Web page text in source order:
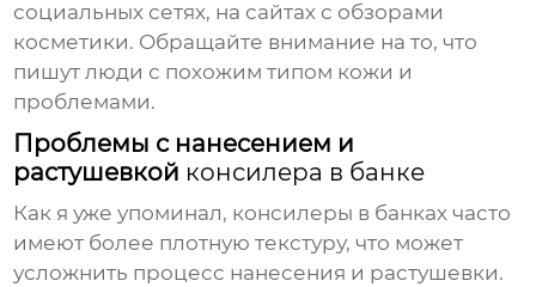
социальных сетях, на сайтах с обзорами
косметики. Обращайте внимание на то, что
пишут люди с похожим типом кожи и
проблемами.
Проблемы с нанесением и
растушевкой консилера в банке
Как я уже упоминал, консилеры в банках часто
имеют более плотную текстуру, что может
усложнить процесс нанесения и растушевки.